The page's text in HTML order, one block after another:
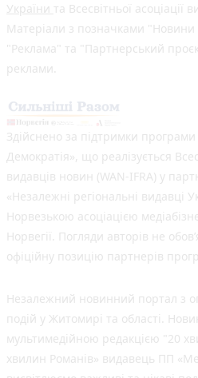
України та Всесвітньої асоціації
Матеріали з позначками
"Реклама" та "Партнерський
реклами.
Здійснено за підтримки
Демократія», що реалізується
видавців новин (WAN-IFRA) у
«Незалежні регіональні видавці
Норвезькою асоціацією
Норвегії. Погляди авторів не
офіційну позицію партнерів
Незалежний новинний портал з
подій у Житомирі та області.
мультимедійною редакцією "20
хвилин Романів» видавець ПП